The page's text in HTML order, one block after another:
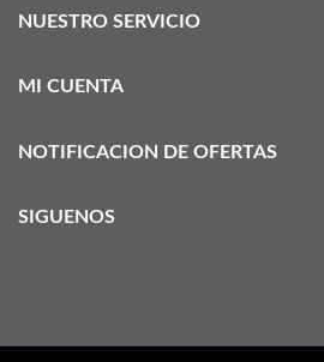
NUESTRO SERVICIO
MI CUENTA
NOTIFICACION DE OFERTAS
SIGUENOS